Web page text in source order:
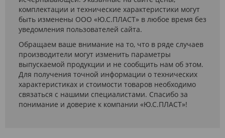
комплектации и технические характеристики могут
быть изменены ООО «Ю.С.ПЛАСТ» в любое время без
уведомления пользователей сайта.
Обращаем ваше внимание на то, что в ряде случаев
производители могут изменить параметры
выпускаемой продукции и не сообщить нам об этом.
Для получения точной информации о технических
характеристиках и стоимости товаров необходимо
связаться с нашими специалистами. Спасибо за
понимание и доверие к компании «Ю.С.ПЛАСТ»!